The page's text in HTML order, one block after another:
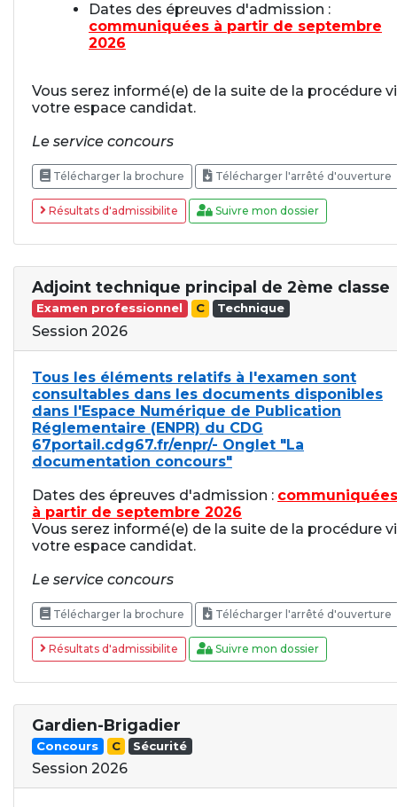
Dates des épreuves d'admission :
communiquées à partir de septembre
2026
Vous serez informé(e) de la suite de la procédure
votre espace candidat.
Le service concours
Télécharger la brochure Télécharger l'arrêté d'ouverture
Résultats d'admissibilite Suivre mon dossier
Adjoint technique principal de 2ème classe
Examen professionnel C Technique
Session 2026
Tous les éléments relatifs à l'examen sont
consultables dans les documents disponibles
dans l'Espace Numérique de Publication
Réglementaire (ENPR) du CDG
67portail.cdg67.fr/enpr/- Onglet "La
documentation concours"
Dates des épreuves d'admission : communiquées
à partir de septembre 2026
Vous serez informé(e) de la suite de la procédure
votre espace candidat.
Le service concours
Télécharger la brochure Télécharger l'arrêté d'ouverture
Résultats d'admissibilite Suivre mon dossier
Gardien-Brigadier
Concours C Sécurité
Session 2026